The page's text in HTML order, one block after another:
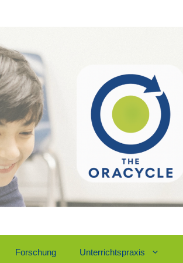
For­schung Unter­richts­pra­xis